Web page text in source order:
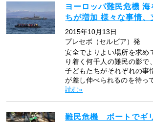
ヨーロッパ難民危機 海
ちが増加 様々な事情、
2015年10月13日
プレセボ（セルビア）発
安全でよりよい場所を求め
り着く何千人の難民の影で
子どもたちがそれぞれの事
が差し伸べられるのを待っ
読む»
難民危機 ボートでギ